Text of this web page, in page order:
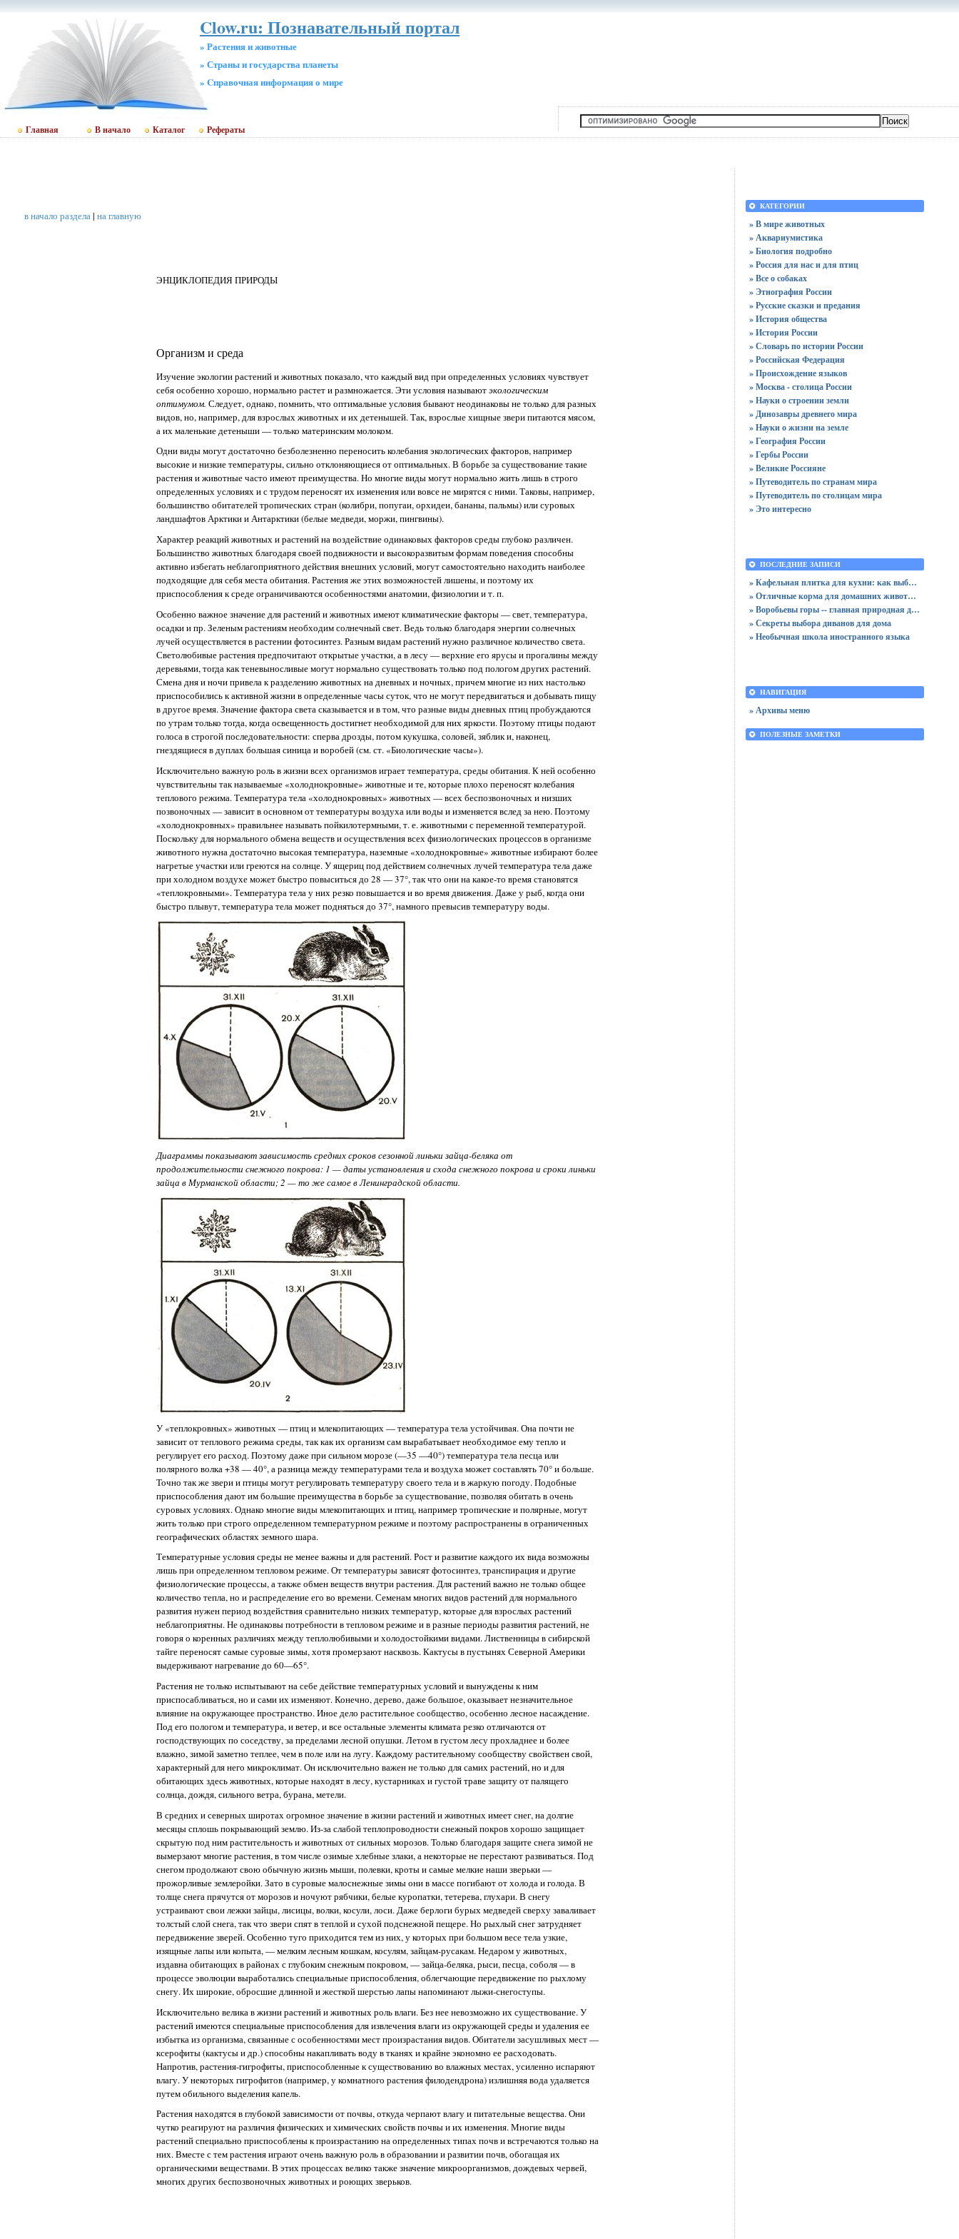
Clow.ru: Познавательный портал
» Растения и животные
» Страны и государства планеты
» Cправочная информация о мире
Главная В начало Каталог Рефераты
в начало раздела| на главную
ЭНЦИКЛОПЕДИЯ ПРИРОДЫ
Организм и среда
Изучение экологии растений и животных показало, что каждый вид при определенных условиях чувствует
себя особенно хорошо, нормально растет и размножается. Эти условия называютэкологическим
оптимумом. Следует, однако, помнить, что оптимальные условия бывают неодинаковы не только для разных
видов, но, например, для взрослых животных и их детенышей. Так, взрослые хищные звери питаются мясом,
а их маленькие детеныши — только материнским молоком.
Одни виды могут достаточно безболезненно переносить колебания экологических факторов, например
высокие и низкие температуры, сильно отклоняющиеся от оптимальных. В борьбе за существование такие
растения и животные часто имеют преимущества. Но многие виды могут нормально жить лишь в строго
определенных условиях и с трудом переносят их изменения или вовсе не мирятся с ними. Таковы, например,
большинство обитателей тропических стран (колибри, попугаи, орхидеи, бананы, пальмы) или суровых
ландшафтов Арктики и Антарктики (белые медведи, моржи, пингвины).
Характер реакций животных и растений на воздействие одинаковых факторов среды глубоко различен.
Большинство животных благодаря своей подвижности и высокоразвитым формам поведения способны
активно избегать неблагоприятного действия внешних условий, могут самостоятельно находить наиболее
подходящие для себя места обитания. Растения же этих возможностей лишены, и поэтому их
приспособления к среде ограничиваются особенностями анатомии, физиологии и т. п.
Особенно важное значение для растений и животных имеют климатические факторы — свет, температура,
осадки и пр. Зеленым растениям необходим солнечный свет. Ведь только благодаря энергии солнечных
лучей осуществляется в растении фотосинтез. Разным видам растений нужно различное количество света.
Светолюбивые растения предпочитают открытые участки, а в лесу — верхние его ярусы и прогалины между
деревьями, тогда как теневыносливые могут нормально существовать только под пологом других растений.
Смена дня и ночи привела к разделению животных на дневных и ночных, причем многие из них настолько
приспособились к активной жизни в определенные часы суток, что не могут передвигаться и добывать пищу
в другое время. Значение фактора света сказывается и в том, что разные виды дневных птиц пробуждаются
по утрам только тогда, когда освещенность достигнет необходимой для них яркости. Поэтому птицы подают
голоса в строгой последовательности: сперва дрозды, потом кукушка, соловей, зяблик и, наконец,
гнездящиеся в дуплах большая синица и воробей (см. ст. «Биологические часы»).
Исключительно важную роль в жизни всех организмов играет температура, среды обитания. К ней особенно
чувствительны так называемые «холоднокровные» животные и те, которые плохо переносят колебания
теплового режима. Температура тела «холоднокровных» животных — всех беспозвоночных и низших
позвоночных — зависит в основном от температуры воздуха или воды и изменяется вслед за нею. Поэтому
«холоднокровных» правильнее называть пойкилотермными, т. е. животными с переменной температурой.
Поскольку для нормального обмена веществ и осуществления всех физиологических процессов в организме
животного нужна достаточно высокая температура, наземные «холоднокровные» животные избирают более
нагретые участки или греются на солнце. У ящериц под действием солнечных лучей температура тела даже
при холодном воздухе может быстро повыситься до 28 — 37°, так что они на какое-то время становятся
«теплокровными». Температура тела у них резко повышается и во время движения. Даже у рыб, когда они
быстро плывут, температура тела может подняться до 37°, намного превысив температуру воды.
Диаграммы показывают зависимость средних сроков сезонной линьки зайца-беляка от
продолжительности снежного покрова: 1 — даты установления и схода снежного покрова и сроки линьки
зайца в Мурманской области; 2 — то же самое в Ленинградской области.
У «теплокровных» животных — птиц и млекопитающих — температура тела устойчивая. Она почти не
зависит от теплового режима среды, так как их организм сам вырабатывает необходимое ему тепло и
регулирует его расход. Поэтому даже при сильном морозе (—35 —40°) температура тела песца или
полярного волка +38 — 40°, а разница между температурами тела и воздуха может составлять 70° и больше.
Точно так же звери и птицы могут регулировать температуру своего тела и в жаркую погоду. Подобные
приспособления дают им большие преимущества в борьбе за существование, позволяя обитать в очень
суровых условиях. Однако многие виды млекопитающих и птиц, например тропические и полярные, могут
жить только при строго определенном температурном режиме и поэтому распространены в ограниченных
географических областях земного шара.
Температурные условия среды не менее важны и для растений. Рост и развитие каждого их вида возможны
лишь при определенном тепловом режиме. От температуры зависят фотосинтез, транспирация и другие
физиологические процессы, а также обмен веществ внутри растения. Для растений важно не только общее
количество тепла, но и распределение его во времени. Семенам многих видов растений для нормального
развития нужен период воздействия сравнительно низких температур, которые для взрослых растений
неблагоприятны. Не одинаковы потребности в тепловом режиме и в разные периоды развития растений, не
говоря о коренных различиях между теплолюбивыми и холодостойкими видами. Лиственницы в сибирской
тайге переносят самые суровые зимы, хотя промерзают насквозь. Кактусы в пустынях Северной Америки
выдерживают нагревание до 60—65°.
Растения не только испытывают на себе действие температурных условий и вынуждены к ним
приспосабливаться, но и сами их изменяют. Конечно, дерево, даже большое, оказывает незначительное
влияние на окружающее пространство. Иное дело растительное сообщество, особенно лесное насаждение.
Под его пологом и температура, и ветер, и все остальные элементы климата резко отличаются от
господствующих по соседству, за пределами лесной опушки. Летом в густом лесу прохладнее и более
влажно, зимой заметно теплее, чем в поле или на лугу. Каждому растительному сообществу свойствен свой,
характерный для него микроклимат. Он исключительно важен не только для самих растений, но и для
обитающих здесь животных, которые находят в лесу, кустарниках и густой траве защиту от палящего
солнца, дождя, сильного ветра, бурана, метели.
В средних и северных широтах огромное значение в жизни растений и животных имеет снег, на долгие
месяцы сплошь покрывающий землю. Из-за слабой теплопроводности снежный покров хорошо защищает
скрытую под ним растительность и животных от сильных морозов. Только благодаря защите снега зимой не
вымерзают многие растения, в том числе озимые хлебные злаки, а некоторые не перестают развиваться. Под
снегом продолжают свою обычную жизнь мыши, полевки, кроты и самые мелкие наши зверьки —
прожорливые землеройки. Зато в суровые малоснежные зимы они в массе погибают от холода и голода. В
толще снега прячутся от морозов и ночуют рябчики, белые куропатки, тетерева, глухари. В снегу
устраивают свои лежки зайцы, лисицы, волки, косули, лоси. Даже берлоги бурых медведей сверху заваливает
толстый слой снега, так что звери спят в теплой и сухой подснежной пещере. Но рыхлый снег затрудняет
передвижение зверей. Особенно туго приходится тем из них, у которых при большом весе тела узкие,
изящные лапы или копыта, — мелким лесным кошкам, косулям, зайцам-русакам. Недаром у животных,
издавна обитающих в районах с глубоким снежным покровом, — зайца-беляка, рыси, песца, соболя — в
процессе эволюции выработались специальные приспособления, облегчающие передвижение по рыхлому
снегу. Их широкие, обросшие длинной и жесткой шерстью лапы напоминают лыжи-снегоступы.
Исключительно велика в жизни растений и животных роль влаги. Без нее невозможно их существование. У
растений имеются специальные приспособления для извлечения влаги из окружающей среды и удаления ее
избытка из организма, связанные с особенностями мест произрастания видов. Обитатели засушливых мест —
ксерофиты (кактусы и др.) способны накапливать воду в тканях и крайне экономно ее расходовать.
Напротив, растения-гигрофиты, приспособленные к существованию во влажных местах, усиленно испаряют
влагу. У некоторых гигрофитов (например, у комнатного растения филодендрона) излишняя вода удаляется
путем обильного выделения капель.
Растения находятся в глубокой зависимости от почвы, откуда черпают влагу и питательные вещества. Они
чутко реагируют на различия физических и химических свойств почвы и их изменения. Многие виды
растений специально приспособлены к произрастанию на определенных типах почв и встречаются только на
них. Вместе с тем растения играют очень важную роль в образовании и развитии почв, обогащая их
органическими веществами. В этих процессах велико также значение микроорганизмов, дождевых червей,
многих других беспозвоночных животных и роющих зверьков.
КАТЕГОРИИ
» В мире животных
» Аквариумистика
» Биология подробно
» Россия для нас и для птиц
» Все о собаках
» Этнография России
» Русские сказки и предания
» История общества
» История России
» Словарь по истории России
» Российская Федерация
» Происхождение языков
» Москва - столица России
» Науки о строении земли
» Динозавры древнего мира
» Науки о жизни на земле
» География России
» Гербы России
» Великие Россияне
» Путеводитель по странам мира
» Путеводитель по столицам мира
» Это интересно
ПОСЛЕДНИЕ ЗАПИСИ
» Кафельная плитка для кухни: как выбрать практичную отделку
» Отличные корма для домашних животных
» Воробьевы горы -- главная природная достопримечательность Москвы
» Секреты выбора диванов для дома
» Необычная школа иностранного языка
НАВИГАЦИЯ
» Архивы меню
ПОЛЕЗНЫЕ ЗАМЕТКИ